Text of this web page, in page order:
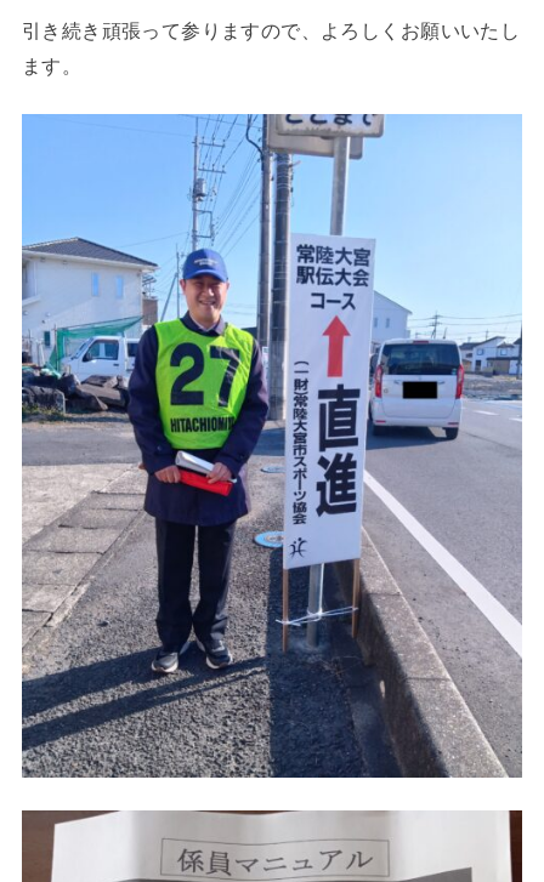
引き続き頑張って参りますので、よろしくお願いいたし
ます。